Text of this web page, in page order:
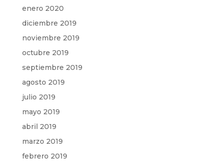
enero 2020
diciembre 2019
noviembre 2019
octubre 2019
septiembre 2019
agosto 2019
julio 2019
mayo 2019
abril 2019
marzo 2019
febrero 2019